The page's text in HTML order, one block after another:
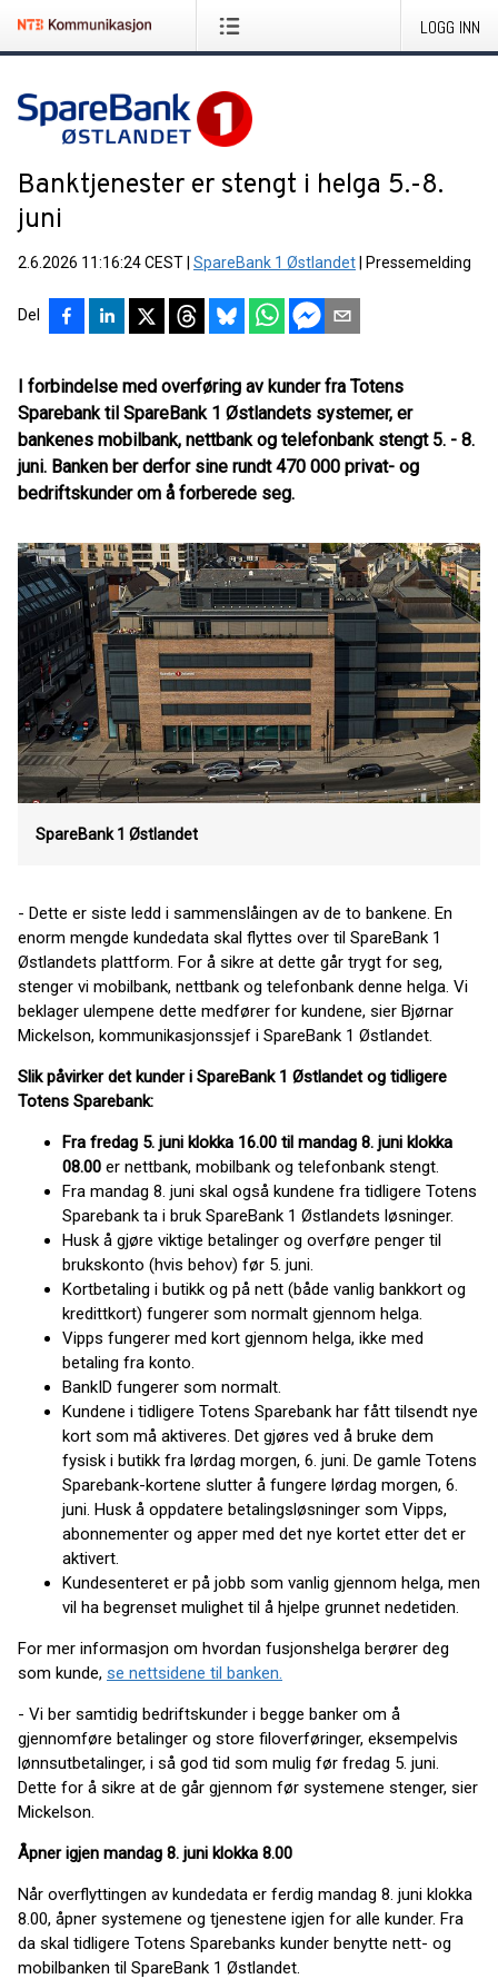
LOGG INN
Banktjenester er stengt i helga 5.-8.
juni
2.6.2026 11:16:24 CEST SpareBank 1 Østlandet Pressemelding
Del
I forbindelse med overføring av kunder fra Totens
Sparebank til SpareBank 1 Østlandets systemer, er
bankenes mobilbank, nettbank og telefonbank stengt 5. - 8.
juni. Banken ber derfor sine rundt 470 000 privat- og
bedriftskunder om å forberede seg.
SpareBank 1 Østlandet
- Dette er siste ledd i sammenslåingen av de to bankene. En
enorm mengde kundedata skal flyttes over til SpareBank 1
Østlandets plattform. For å sikre at dette går trygt for seg,
stenger vi mobilbank, nettbank og telefonbank denne helga. Vi
beklager ulempene dette medfører for kundene, sier Bjørnar
Mickelson, kommunikasjonssjef i SpareBank 1 Østlandet.
Slik påvirker det kunder i SpareBank 1 Østlandet og tidligere
Totens Sparebank:
Fra fredag 5. juni klokka 16.00 til mandag 8. juni klokka
08.00 er nettbank, mobilbank og telefonbank stengt.
Fra mandag 8. juni skal også kundene fra tidligere Totens
Sparebank ta i bruk SpareBank 1 Østlandets løsninger.
Husk å gjøre viktige betalinger og overføre penger til
brukskonto (hvis behov) før 5. juni.
Kortbetaling i butikk og på nett (både vanlig bankkort og
kredittkort) fungerer som normalt gjennom helga.
Vipps fungerer med kort gjennom helga, ikke med
betaling fra konto.
BankID fungerer som normalt.
Kundene i tidligere Totens Sparebank har fått tilsendt nye
kort som må aktiveres. Det gjøres ved å bruke dem
fysisk i butikk fra lørdag morgen, 6. juni. De gamle Totens
Sparebank-kortene slutter å fungere lørdag morgen, 6.
juni. Husk å oppdatere betalingsløsninger som Vipps,
abonnementer og apper med det nye kortet etter det er
aktivert.
Kundesenteret er på jobb som vanlig gjennom helga, men
vil ha begrenset mulighet til å hjelpe grunnet nedetiden.
For mer informasjon om hvordan fusjonshelga berører deg
som kunde, se nettsidene til banken.
- Vi ber samtidig bedriftskunder i begge banker om å
gjennomføre betalinger og store filoverføringer, eksempelvis
lønnsutbetalinger, i så god tid som mulig før fredag 5. juni.
Dette for å sikre at de går gjennom før systemene stenger, sier
Mickelson.
Åpner igjen mandag 8. juni klokka 8.00
Når overflyttingen av kundedata er ferdig mandag 8. juni klokka
8.00, åpner systemene og tjenestene igjen for alle kunder. Fra
da skal tidligere Totens Sparebanks kunder benytte nett- og
mobilbanken til SpareBank 1 Østlandet.